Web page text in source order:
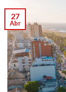
27
Abr